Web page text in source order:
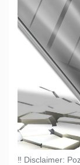
‼️ Disclaimer: